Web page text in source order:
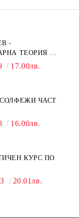
-
ТЕОРИЯ НА
17.00лв.
ЧАСТ
16.00лв.
КУРС ПО
20.01лв.